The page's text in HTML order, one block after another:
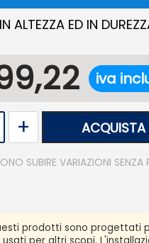
ALTEZZA ED IN
iva
ACQUISTA
SUBIRE VARIAZIONI SENZA
prodotti sono progettati